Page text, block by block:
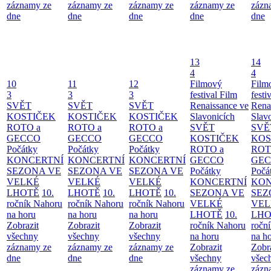
záznamy ze
dne
záznamy ze
dne
záznamy ze
dne
záznamy ze
dne
dne
10
3
SVĚT
KOSTIČEK
ROTO a
GECCO
Počátky
KONCERTNÍ
SEZONA VE
VELKÉ
LHOTĚ 10.
ročník Nahoru
na horu
Zobrazit
všechny
záznamy ze
dne
11
3
SVĚT
KOSTIČEK
ROTO a
GECCO
Počátky
KONCERTNÍ
SEZONA VE
VELKÉ
LHOTĚ 10.
ročník Nahoru
na horu
Zobrazit
všechny
záznamy ze
dne
12
3
SVĚT
KOSTIČEK
ROTO a
GECCO
Počátky
KONCERTNÍ
SEZONA VE
VELKÉ
LHOTĚ 10.
ročník Nahoru
na horu
Zobrazit
všechny
záznamy ze
dne
13
4
Filmový
festival Film
Renaissance ve
Slavonicích
SVĚT
KOSTIČEK
ROTO a
GECCO
Počátky
KONCERTNÍ
SEZONA VE
VELKÉ
LHOTĚ 10.
ročník Nahoru
na horu
Zobrazit
všechny
14
4
na